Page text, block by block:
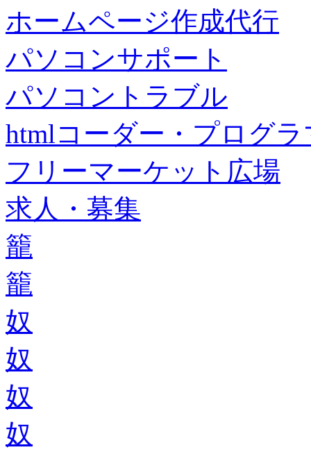
ホームページ作成代行
パソコンサポート
パソコントラブル
htmlコーダー・プログラ
フリーマーケット広場
求人・募集
籠
籠
奴
奴
奴
奴